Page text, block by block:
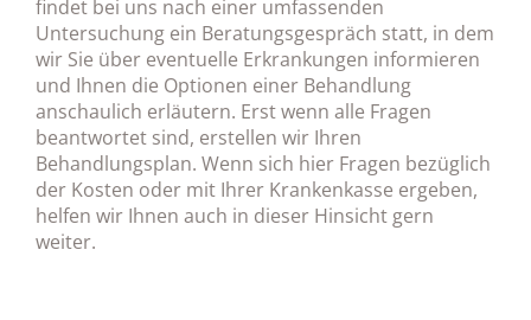
findet bei uns nach einer umfassenden
Untersuchung ein Beratungsgespräch statt, in dem
wir Sie über eventuelle Erkrankungen informieren
und Ihnen die Optionen einer Behandlung
anschaulich erläutern. Erst wenn alle Fragen
beantwortet sind, erstellen wir Ihren
Behandlungsplan. Wenn sich hier Fragen bezüglich
der Kosten oder mit Ihrer Krankenkasse ergeben,
helfen wir Ihnen auch in dieser Hinsicht gern
weiter.